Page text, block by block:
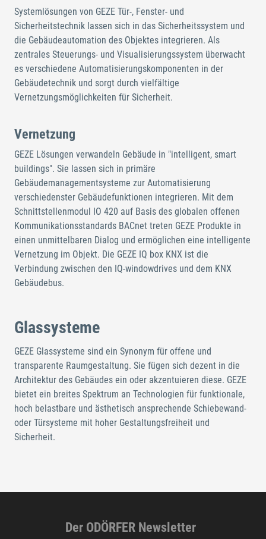
Systemlösungen von GEZE Tür-, Fenster- und
Sicherheitstechnik lassen sich in das Sicherheitssystem und
die Gebäudeautomation des Objektes integrieren. Als
zentrales Steuerungs- und Visualisierungssystem überwacht
es verschiedene Automatisierungskomponenten in der
Gebäudetechnik und sorgt durch vielfältige
Vernetzungsmöglichkeiten für Sicherheit.
Vernetzung
GEZE Lösungen verwandeln Gebäude in "intelligent, smart
buildings". Sie lassen sich in primäre
Gebäudemanagementsysteme zur Automatisierung
verschiedenster Gebäudefunktionen integrieren. Mit dem
Schnittstellenmodul IO 420 auf Basis des globalen offenen
Kommunikationsstandards BACnet treten GEZE Produkte in
einen unmittelbaren Dialog und ermöglichen eine intelligente
Vernetzung im Objekt. Die GEZE IQ box KNX ist die
Verbindung zwischen den IQ-windowdrives und dem KNX
Gebäudebus.
Glassysteme
GEZE Glassysteme sind ein Synonym für offene und
transparente Raumgestaltung. Sie fügen sich dezent in die
Architektur des Gebäudes ein oder akzentuieren diese. GEZE
bietet ein breites Spektrum an Technologien für funktionale,
hoch belastbare und ästhetisch ansprechende Schiebewand-
oder Türsysteme mit hoher Gestaltungsfreiheit und
Sicherheit.
Der ODÖRFER Newsletter